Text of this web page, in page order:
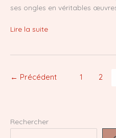
ses ongles en véritables
Réalise
émerveille
ton
Lire la suite
← Précédent 1 2
Rechercher